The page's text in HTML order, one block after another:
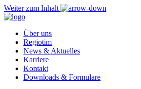
Weiter zum Inhalt
Über uns
Regiotim
News & Aktuelles
Karriere
Kontakt
Downloads & Formulare